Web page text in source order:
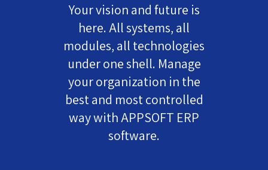
Your vision and future is
here. All systems, all
modules, all technologies
under one shell. Manage
your organization in the
best and most controlled
way with APPSOFT ERP
software.